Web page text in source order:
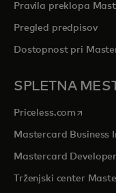
Pravila preklopa
Pregled predpisov
Dostopnost pri
SPLETNA
Priceless.com opens in
Mastercard Business
Mastercard
Trženjski center